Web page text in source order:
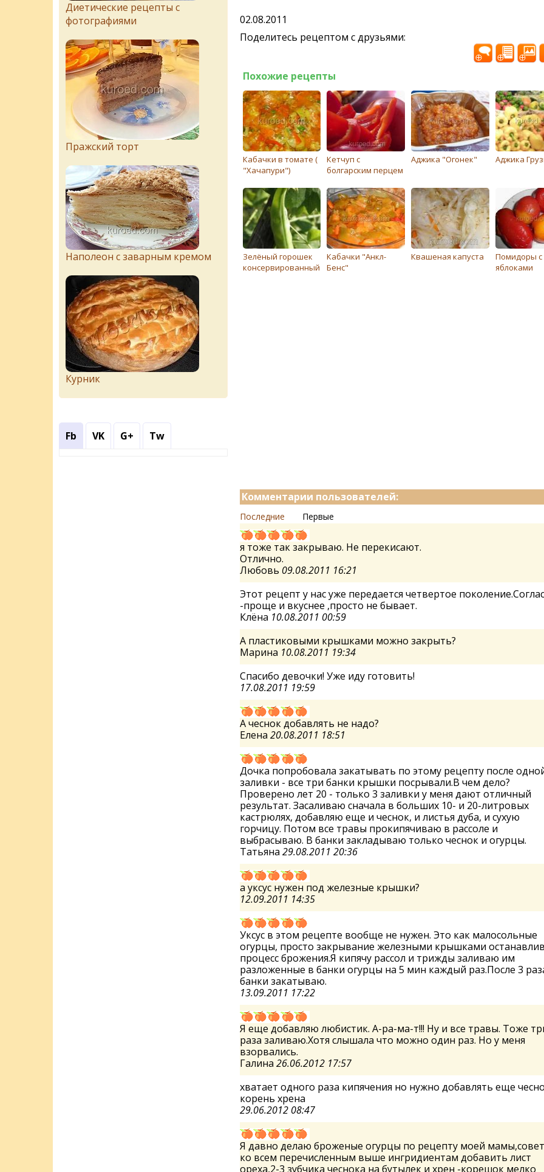
02.08.2011
Поделитесь рецептом с друзьями:
Похожие рецепты
Кабачки в томате (
"Хачапури")
Кетчуп с
болгарским перцем
Аджика "Огонек" Аджика
Зелёный горошек
консервированный
Кабачки "Анкл-
Бенс"
Квашеная капуста
Помидоры с
яблоками
Комментарии пользователей:
Последние Первые
я тоже так закрываю. Не перекисают.
Отлично.
Любовь 09.08.2011 16:21
Этот рецепт у нас уже передается четвертое
-проще и вкуснее ,просто не бывает.
Клёна 10.08.2011 00:59
А пластиковыми крышками можно закрыть?
Марина 10.08.2011 19:34
Спасибо девочки! Уже иду готовить!
17.08.2011 19:59
А чеснок добавлять не надо?
Елена 20.08.2011 18:51
Дочка попробовала закатывать по этому рецепту после
заливки - все три банки крышки посрывали.В чем дело?
Проверено лет 20 - только 3 заливки у меня дают отличный
результат. Засаливаю сначала в больших 10- и 20-литровых
кастрюлях, добавляю еще и чеснок, и листья дуба, и сухую
горчицу. Потом все травы прокипячиваю в рассоле и
выбрасываю. В банки закладываю только чеснок и огурцы.
Татьяна 29.08.2011 20:36
а уксус нужен под железные крышки?
12.09.2011 14:35
Уксус в этом рецепте вообще не нужен. Это как малосольные
огурцы, просто закрывание железными крышками
процесс брожения.Я кипячу рассол и трижды заливаю им
разложенные в банки огурцы на 5 мин каждый раз.После 3
банки закатываю.
13.09.2011 17:22
Я еще добавляю любистик. А-ра-ма-т!!! Ну и все травы. Тоже
раза заливаю.Хотя слышала что можно один раз. Но у меня
взорвались.
Галина 26.06.2012 17:57
хватает одного раза кипячения но нужно добавлять еще
корень хрена
29.06.2012 08:47
Я давно делаю броженые огурцы по рецепту моей
ко всем перечисленным выше ингридиентам добавить лист
ореха,2-3 зубчика чеснока на бутылек и хрен -корешок мелко
Диетические рецепты с
фотографиями
Пражский торт
Наполеон с заварным кремом
Курник
Fb VK G+ Tw